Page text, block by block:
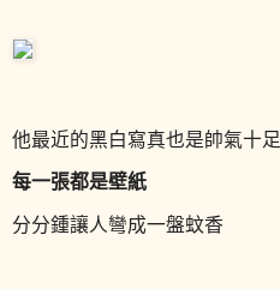
他最近的黑白寫真也是帥氣十足
每一張都是壁紙
分分鍾讓人彎成一盤蚊香